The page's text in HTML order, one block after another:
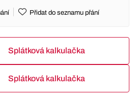
Přidat do seznamu přání
Splátková kalkulačka
Splátková kalkulačka